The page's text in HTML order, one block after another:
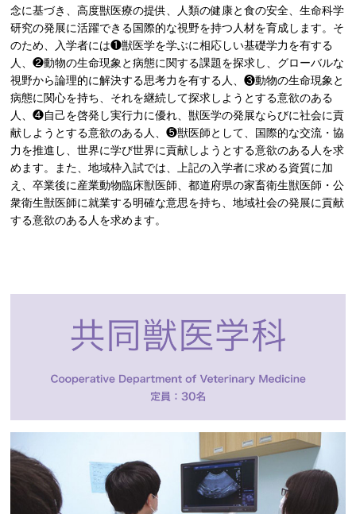
念に基づき、高度獣医療の提供、人類の健康と食の安全、生命科学
研究の発展に活躍できる国際的な視野を持つ人材を育成します。そ
のため、入学者には❶獣医学を学ぶに相応しい基礎学力を有する
人、❷動物の生命現象と病態に関する課題を探求し、グローバルな
視野から論理的に解決する思考力を有する人、❸動物の生命現象と
病態に関心を持ち、それを継続して探求しようとする意欲のある
人、❹自己を啓発し実行力に優れ、獣医学の発展ならびに社会に貢
献しようとする意欲のある人、❺獣医師として、国際的な交流・協
力を推進し、世界に学び世界に貢献しようとする意欲のある人を求
めます。また、地域枠入試では、上記の入学者に求める資質に加
え、卒業後に産業動物臨床獣医師、都道府県の家畜衛生獣医師・公
衆衛生獣医師に就業する明確な意思を持ち、地域社会の発展に貢献
する意欲のある人を求めます。